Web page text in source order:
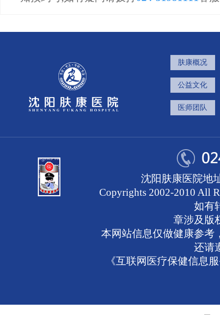
肤康概况
公益文化
医师团队
沈阳肤康医院地
Copyrights 2002-2010 All
如有
章涉及版
本网站信息仅做健康参考
还请
《互联网医疗保健信息